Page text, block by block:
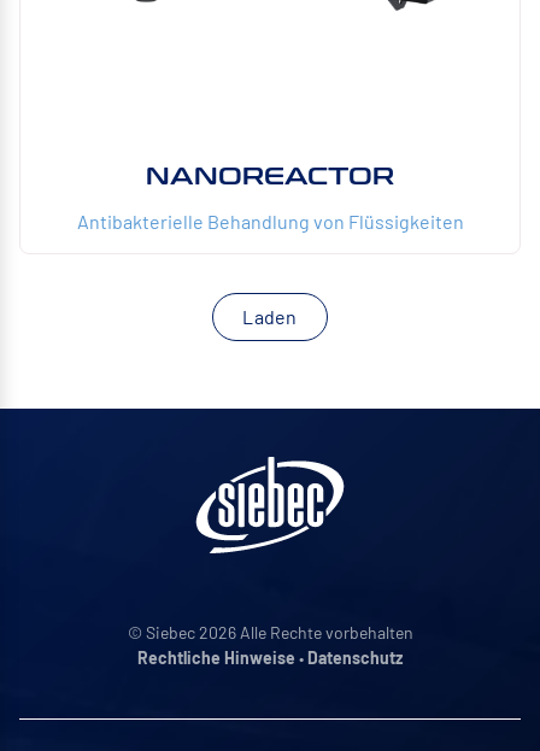
NANOREACTOR
Antibakterielle Behandlung von Flüssigkeiten
Laden
© Siebec 2026 Alle Rechte vorbehalten
Rechtliche Hinweise • Datenschutz